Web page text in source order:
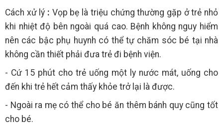
Cách xử lý : Vọp bẹ là triệu chứng thường gặp ở trẻ nhỏ
khi nhiệt độ bên ngoài quá cao. Bệnh không nguy hiểm
nên các bậc phụ huynh có thể tự chăm sóc bé tại nhà
không cần thiết phải đưa trẻ đi bệnh viện.
- Cứ 15 phút cho trẻ uống một ly nước mát, uống cho
đến khi trẻ hết cảm thấy khỏe trở lại là được.
- Ngoài ra mẹ có thể cho bé ăn thêm bánh quy cũng tốt
cho bé.